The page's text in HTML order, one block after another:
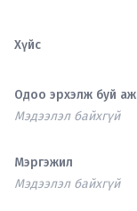
Хүйс
Одоо эрхэлж буй
Мэдээлэл байхгүй
Мэргэжил
Мэдээлэл байхгүй